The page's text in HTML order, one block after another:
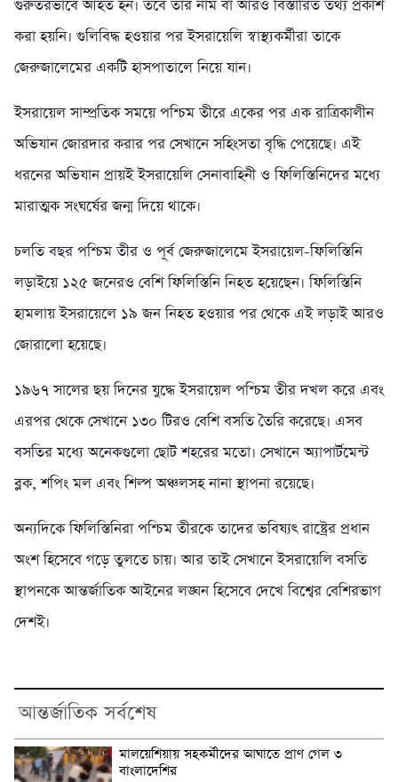
গুরুতরভাবে আহত হন। তবে তার নাম বা আরও বিস্তারিত তথ্য প্রকাশ
করা হয়নি। গুলিবিদ্ধ হওয়ার পর ইসরায়েলি স্বাস্থ্যকর্মীরা তাকে
জেরুজালেমের একটি হাসপাতালে নিয়ে যান।
ইসরায়েল সাম্প্রতিক সময়ে পশ্চিম তীরে একের পর এক রাত্রিকালীন
অভিযান জোরদার করার পর সেখানে সহিংসতা বৃদ্ধি পেয়েছে। এই
ধরনের অভিযান প্রায়ই ইসরায়েলি সেনাবাহিনী ও ফিলিস্তিনিদের মধ্যে
মারাত্মক সংঘর্ষের জন্ম দিয়ে থাকে।
চলতি বছর পশ্চিম তীর ও পূর্ব জেরুজালেমে ইসরায়েল-ফিলিস্তিনি
লড়াইয়ে ১২৫ জনেরও বেশি ফিলিস্তিনি নিহত হয়েছেন। ফিলিস্তিনি
হামলায় ইসরায়েলে ১৯ জন নিহত হওয়ার পর থেকে এই লড়াই আরও
জোরালো হয়েছে।
১৯৬৭ সালের ছয় দিনের যুদ্ধে ইসরায়েল পশ্চিম তীর দখল করে এবং
এরপর থেকে সেখানে ১৩০ টিরও বেশি বসতি তৈরি করেছে। এসব
বসতির মধ্যে অনেকগুলো ছোট শহরের মতো। সেখানে অ্যাপার্টমেন্ট
ব্লক, শপিং মল এবং শিল্প অঞ্চলসহ নানা স্থাপনা রয়েছে।
অন্যদিকে ফিলিস্তিনিরা পশ্চিম তীরকে তাদের ভবিষ্যৎ রাষ্ট্রের প্রধান
অংশ হিসেবে গড়ে তুলতে চায়। আর তাই সেখানে ইসরায়েলি বসতি
স্থাপনকে আন্তর্জাতিক আইনের লঙ্ঘন হিসেবে দেখে বিশ্বের বেশিরভাগ
দেশই।
আন্তর্জাতিক সর্বশেষ
মালয়েশিয়ায় সহকর্মীদের আঘাতে প্রাণ গেল ৩
বাংলাদেশির